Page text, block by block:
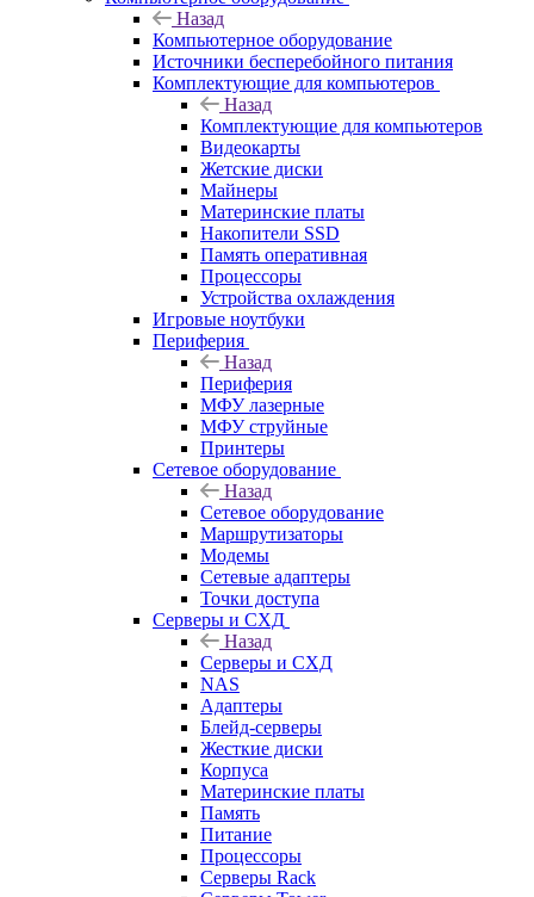
Назад
Компьютерное оборудование
Источники бесперебойного питания
Комплектующие для компьютеров
Назад
Комплектующие для компьютеров
Видеокарты
Жетские диски
Майнеры
Материнские платы
Накопители SSD
Память оперативная
Процессоры
Устройства охлаждения
Игровые ноутбуки
Периферия
Назад
Периферия
МФУ лазерные
МФУ струйные
Принтеры
Сетевое оборудование
Назад
Сетевое оборудование
Маршрутизаторы
Модемы
Сетевые адаптеры
Точки доступа
Серверы и СХД
Назад
Серверы и СХД
NAS
Адаптеры
Блейд-серверы
Жесткие диски
Корпуса
Материнские платы
Память
Питание
Процессоры
Серверы Rack